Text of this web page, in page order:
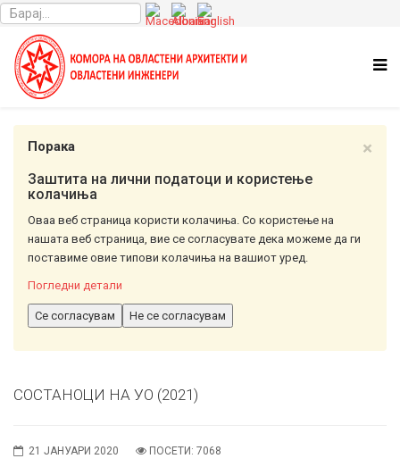
×
Порака
Заштита на лични податоци и користење
колачиња
Оваа веб страница користи колачиња. Со користење на
нашата веб страница, вие се согласувате дека можеме да ги
поставиме овие типови колачиња на вашиот уред.
Погледни детали
Се согласувам Не се согласувам
СОСТАНОЦИ НА УО (2021)
21 ЈАНУАРИ 2020 ПОСЕТИ: 7068